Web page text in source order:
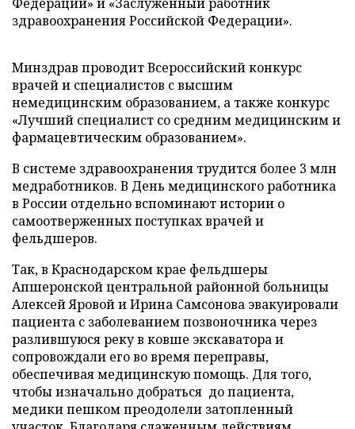
здравоохранения Российской Федерации».
Минздрав проводит Всероссийский конкурс
врачей и специалистов с высшим
немедицинским образованием, а также конкурс
«Лучший специалист со средним медицинским и
фармацевтическим образованием».
В системе здравоохранения трудится более 3 млн
медработников. В День медицинского работника
в России отдельно вспоминают истории о
самоотверженных поступках врачей и
фельдшеров.
Так, в Краснодарском крае фельдшеры
Апшеронской центральной районной больницы
Алексей Яровой и Ирина Самсонова эвакуировали
пациента с заболеванием позвоночника через
разлившуюся реку в ковше экскаватора и
сопровождали его во время переправы,
обеспечивая медицинскую помощь. Для того,
чтобы изначально добраться до пациента,
медики пешком преодолели затопленный